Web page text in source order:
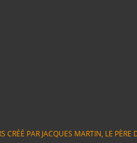
PAR JACQUES MARTIN, LE PÈRE